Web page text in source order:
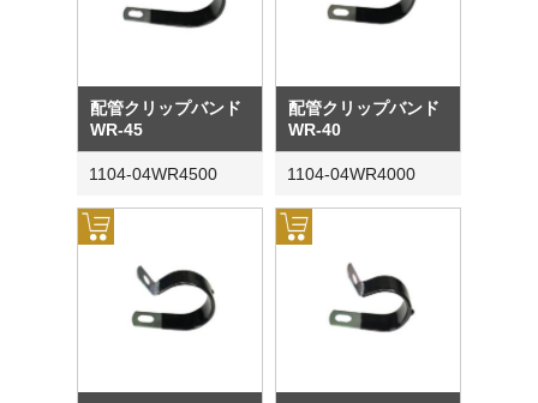
配管クリップバンド
WR-45
1104-04WR4500
配管クリップバンド
WR-40
1104-04WR4000